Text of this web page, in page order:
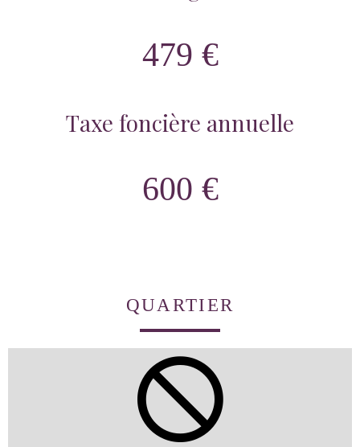
479 €
Taxe foncière annuelle
600 €
QUARTIER